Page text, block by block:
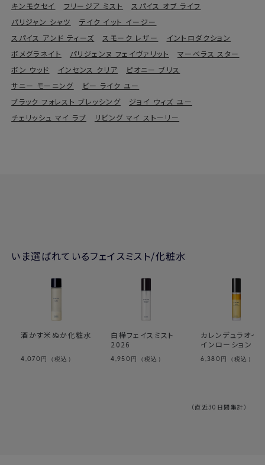
キンモクセイ
フリージア ミスト
スパイス オブ ライフ
パリジャン シャツ
テイク イット イージー
スパイス アンド ティーズ
スモーク レザー
イントロダクション
ポメグラネイト
パリジェンヌ フェイヴァリット
マーベラス スター
ボン ウッド
インセンス クリア
ピオニー ブリス
サニー モーニング
ビー ライク ユー
ブラック フォレスト ブレッシング
ジョイ ウィズ ユー
チェリッシュ マイ ラブ
リビング マイ ストーリー
いま選ばれているフェイスミスト/化粧水
酒かす米ぬか化粧水
4,070 円（税込）
白樺フェイスミスト
2026
4,950 円（税込）
カレンデュラオイル
インローション
6,380 円（税込）
（直近30日間集計）